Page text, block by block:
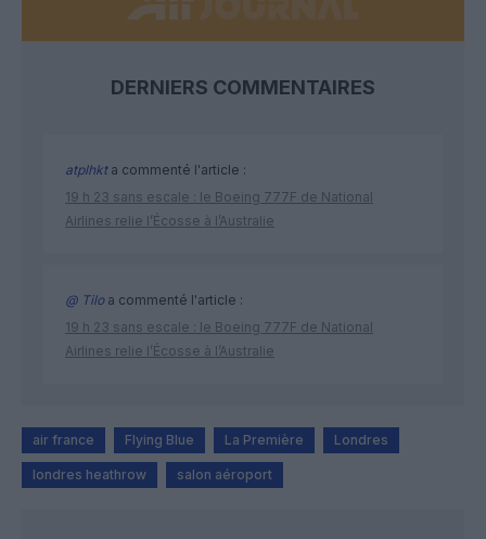
DERNIERS COMMENTAIRES
atplhkta commenté l'article :
19 h 23 sans escale : le Boeing 777F de National
Airlines relie l’Écosse à l’Australie
@ Tiloa commenté l'article :
19 h 23 sans escale : le Boeing 777F de National
Airlines relie l’Écosse à l’Australie
air france Flying Blue La Première Londres
londres heathrow salon aéroport